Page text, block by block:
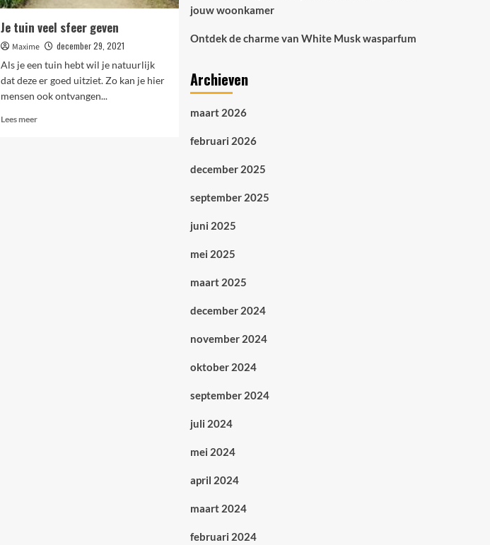
Je tuin veel sfeer geven
Maxime
december 29, 2021
Als je een tuin hebt wil je natuurlijk
dat deze er goed uitziet. Zo kan je hier
mensen ook ontvangen...
Lees meerLees
jouw woonkamer
Ontdek de charme van White Musk wasparfum
Archieven
maart 2026
februari 2026
december 2025
september 2025
juni 2025
mei 2025
maart 2025
december 2024
november 2024
oktober 2024
september 2024
juli 2024
mei 2024
april 2024
maart 2024
februari 2024